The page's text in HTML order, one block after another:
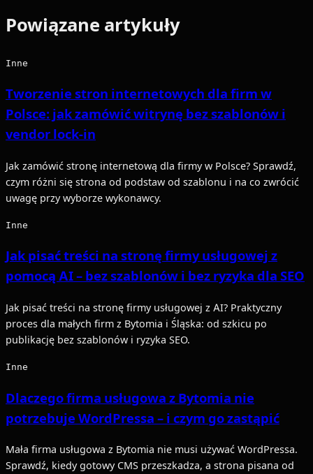
Powiązane artykuły
Inne
Tworzenie stron internetowych dla firm w
Polsce: jak zamówić witrynę bez szablonów i
vendor lock-in
Jak zamówić stronę internetową dla firmy w Polsce? Sprawdź,
czym różni się strona od podstaw od szablonu i na co zwrócić
uwagę przy wyborze wykonawcy.
Inne
Jak pisać treści na stronę firmy usługowej z
pomocą AI – bez szablonów i bez ryzyka dla SEO
Jak pisać treści na stronę firmy usługowej z AI? Praktyczny
proces dla małych firm z Bytomia i Śląska: od szkicu po
publikację bez szablonów i ryzyka SEO.
Inne
Dlaczego firma usługowa z Bytomia nie
potrzebuje WordPressa – i czym go zastąpić
Mała firma usługowa z Bytomia nie musi używać WordPressa.
Sprawdź, kiedy gotowy CMS przeszkadza, a strona pisana od